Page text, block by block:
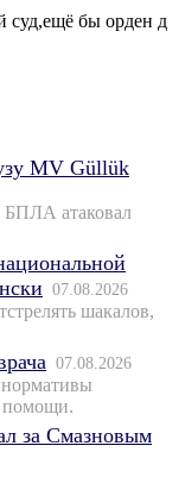
суд,ещё бы орден д
MV Güllük
БПЛА атаковал
07.08.2026
шакалов,
07.08.2026
помощи.
за Смазновым